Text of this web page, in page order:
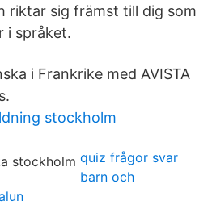
riktar sig främst till dig som
i språket.
i Frankrike med AVISTA
stockholm
quiz frågor svar
barn och